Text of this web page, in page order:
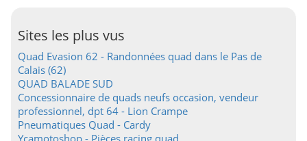
Sites les plus vus
Quad Evasion 62 - Randonnées quad dans le Pas de
Calais (62)
QUAD BALADE SUD
Concessionnaire de quads neufs occasion, vendeur
professionnel, dpt 64 - Lion Crampe
Pneumatiques Quad - Cardy
Ycamotoshop - Pièces racing quad